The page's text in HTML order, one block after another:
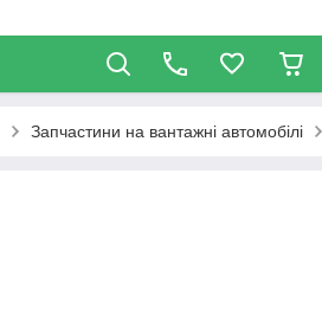
Запчастини на вантажні автомобілі